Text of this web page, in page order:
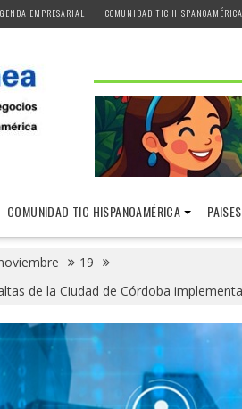
EMPRESARIAL COMUNIDAD TIC HISPANOAMÉRICA
COMUNIDAD TIC HISPANOAMÉRICA PAISES
19
de la Ciudad de Córdoba